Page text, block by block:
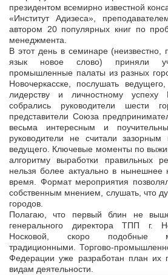
президентом всемирно известной
«Институт Адизеса»,
автором 20 популярных книг по
менеджмента.
В этот день в семинаре (неизвестно,
язык новое слово) приняли
промышленные палаты из разных
Новочеркасске, послушать
лидерству и личностному успеху
собрались руководители шести
представители Союза
весьма интересным и
руководители не считали зазорным
ведущего. Ключевые моменты по
алгоритму выработки правильных
нельзя более актуально в нынешнее
время. Формат мероприятия
собственным мнением, слушать, что
городов.
Полагаю, что первый блин не
генерального директора ТПП г.
Носковой, скоро подобные
традиционными. Торгово-
Федерации уже разработан план их
видам деятельности.